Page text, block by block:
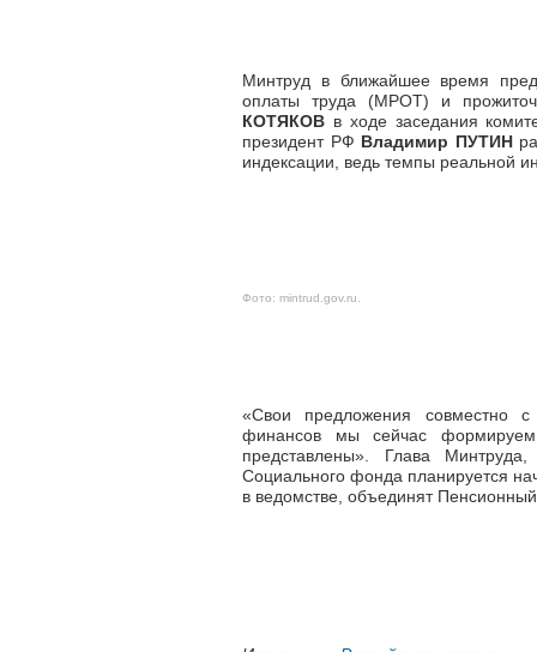
Минтруд в ближайшее время
оплаты труда (МРОТ) и
КОТЯКОВ в ходе заседания
президент РФ Владимир ПУТИН
индексации, ведь темпы реальной
Фото: mintrud.gov.ru.
«Свои предложения совместно с
финансов мы сейчас
представлены». Глава
Социального фонда планируется
в ведомстве, объединят